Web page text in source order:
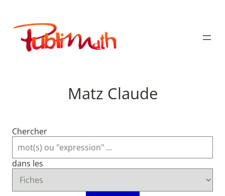
contenu
Publimath
Matz Claude
Chercher
dans les